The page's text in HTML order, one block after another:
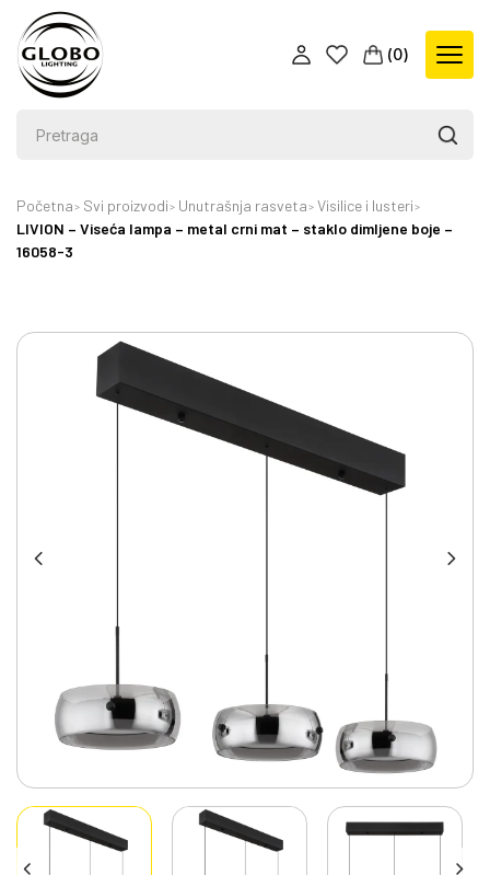
(0)
Početna Svi proizvodi Unutrašnja rasveta Visilice i lusteri
LIVION – Viseća lampa – metal crni mat – staklo dimljene boje –
16058-3